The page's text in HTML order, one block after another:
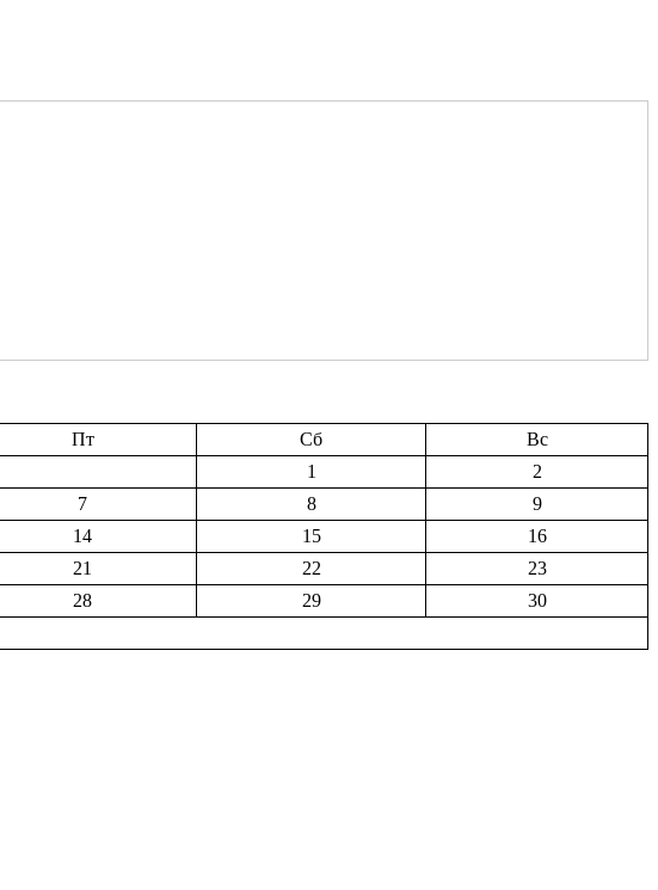
Пт Сб
Вс
1
2
7 8
9
14 15
16
21 22
23
28 29
30